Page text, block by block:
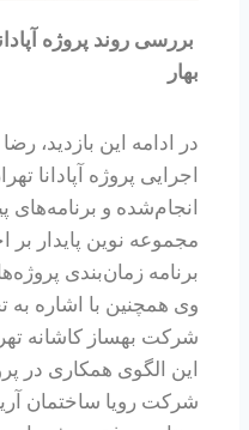
بررسی روند پروژه
بهار
در ادامه این بازدید،
اجرایی پروژه آپادانا
انجام‌شده و برنامه‌های
مجموعه نوین پایدار
برنامه زمان‌بندی
وی همچنین با اشاره
شرکت بهساز کاشانه
این الگوی همکاری در
شرکت رویا ساختمان